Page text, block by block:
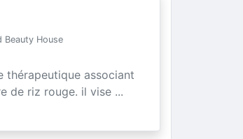
Beauty House
thérapeutique associant
de riz rouge. il vise ...